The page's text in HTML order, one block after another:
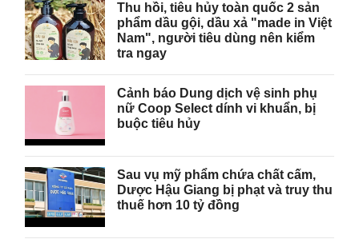
Thu hồi, tiêu hủy toàn quốc 2 sản
phẩm dầu gội, dầu xả "made in Việt
Nam", người tiêu dùng nên kiểm
tra ngay
Cảnh báo Dung dịch vệ sinh phụ
nữ Coop Select dính vi khuẩn, bị
buộc tiêu hủy
Sau vụ mỹ phẩm chứa chất cấm,
Dược Hậu Giang bị phạt và truy thu
thuế hơn 10 tỷ đồng